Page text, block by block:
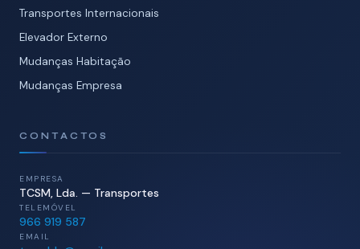
Transportes Internacionais
Elevador Externo
Mudanças Habitação
Mudanças Empresa
CONTACTOS
EMPRESA
TCSM, Lda. — Transportes
TELEMÓVEL
966 919 587
EMAIL